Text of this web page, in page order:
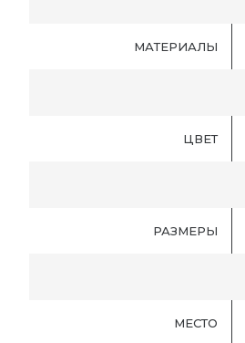
МАТЕРИАЛЫ
ЦВЕТ
РАЗМЕРЫ
МЕСТО